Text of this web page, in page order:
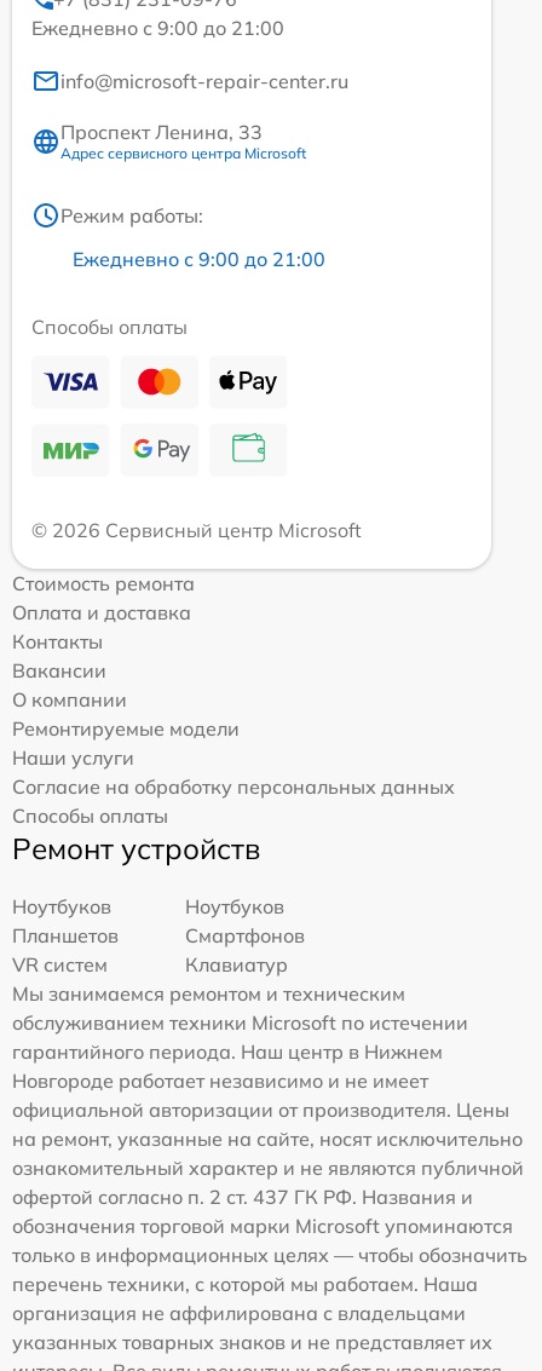
Ежедневно с 9:00 до 21:00
info@microsoft-repair-center.ru
Проспект Ленина, 33
Адрес сервисного центра Microsoft
Режим работы:
Ежедневно с 9:00 до 21:00
Способы оплаты
© 2026 Сервисный центр Microsoft
Стоимость ремонта
Оплата и доставка
Контакты
Вакансии
О компании
Ремонтируемые модели
Наши услуги
Согласие на обработку персональных данных
Способы оплаты
Ремонт устройств
Ноутбуков
Ноутбуков
Планшетов
Смартфонов
VR систем
Клавиатур
Мы занимаемся ремонтом и техническим
обслуживанием техники Microsoft по истечении
гарантийного периода. Наш центр в Нижнем
Новгороде работает независимо и не имеет
официальной авторизации от производителя. Цены
на ремонт, указанные на сайте, носят исключительно
ознакомительный характер и не являются публичной
офертой согласно п. 2 ст. 437 ГК РФ. Названия и
обозначения торговой марки Microsoft упоминаются
только в информационных целях — чтобы обозначить
перечень техники, с которой мы работаем. Наша
организация не аффилирована с владельцами
указанных товарных знаков и не представляет их